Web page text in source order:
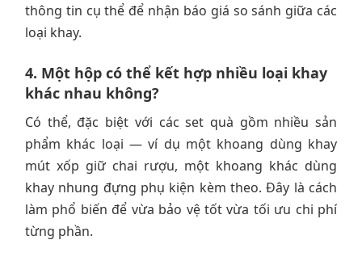
thông tin cụ thể để nhận báo giá so sánh giữa các
loại khay.
4. Một hộp có thể kết hợp nhiều loại khay
khác nhau không?
Có thể, đặc biệt với các set quà gồm nhiều sản
phẩm khác loại — ví dụ một khoang dùng khay
mút xốp giữ chai rượu, một khoang khác dùng
khay nhung đựng phụ kiện kèm theo. Đây là cách
làm phổ biến để vừa bảo vệ tốt vừa tối ưu chi phí
từng phần.